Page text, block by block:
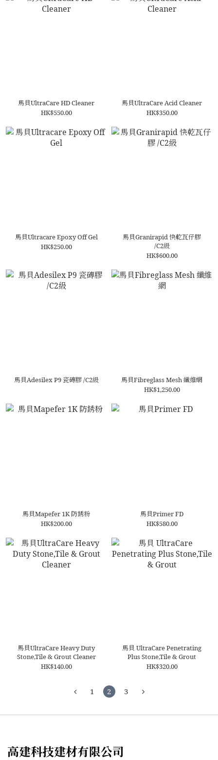
馬貝UltraCare HD Cleaner
HK$550.00
馬貝UltraCare Acid Cleaner
HK$350.00
馬貝Ultracare Epoxy Off Gel
HK$250.00
馬貝Granirapid 快乾瓦仔膠
/C2級
HK$600.00
馬貝Adesilex P9 瓷磚膠 /C2級
馬貝Fibreglass Mesh 纖維網
HK$1,250.00
馬貝Mapefer 1K 防銹粉
HK$200.00
馬貝Primer FD
HK$580.00
馬貝UltraCare Heavy Duty
Stone,Tile & Grout Cleaner
HK$140.00
馬貝 UltraCare Penetrating
Plus Stone,Tile & Grout
HK$320.00
1 2 3
高建科技建材有限公司